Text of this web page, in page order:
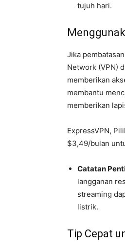
tujuh hari.
Jika
Network (VPN)
memberikan
membantu
memberikan
ExpressVPN,
$3,49/bulan
Catatan
langganan
streaming
listrik.
Tip Cepat